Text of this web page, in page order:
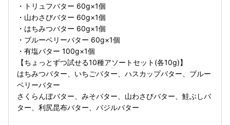
・トリュフバター 60g×1個
・山わさびバター 60g×1個
・はちみつバター 60g×1個
・ブルーベリーバター 60g×1個
・有塩バター 100g×1個
【ちょっとずつ試せる10種アソートセット(各10g)】
はちみつバター、いちごバター、ハスカップバター、ブルー
ベリーバター
さくらんぼバター、みそバター、山わさびバター、鮭ぶしバ
ター、利尻昆布バター、バジルバター